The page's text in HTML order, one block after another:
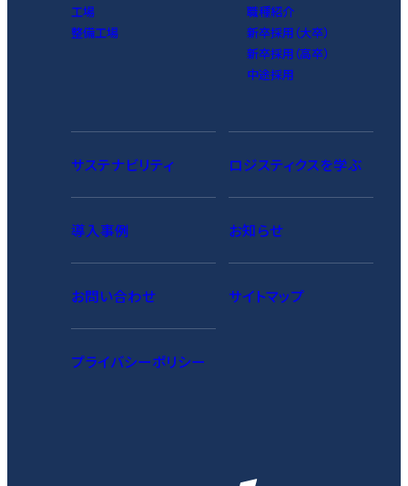
工場
整備工場
職種紹介
新卒採用（大卒）
新卒採用（高卒）
中途採用
サステナビリティ ロジスティクスを学ぶ
導入事例 お知らせ
お問い合わせ サイトマップ
プライバシーポリシー